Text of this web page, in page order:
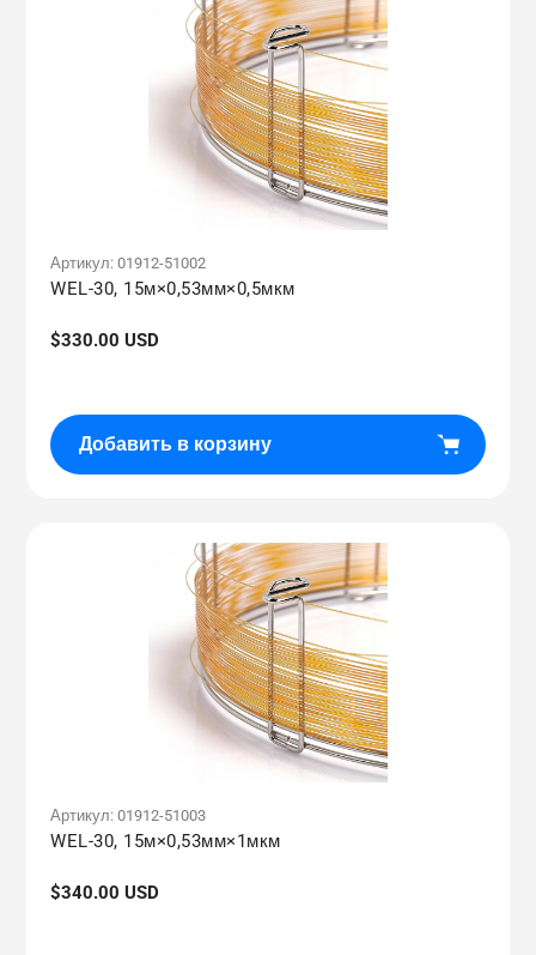
Артикул: 01912-51002
WEL-30, 15м×0,53мм×0,5мкм
Обычная
$330.00 USD
Добавить в корзину
Артикул: 01912-51003
WEL-30, 15м×0,53мм×1мкм
Обычная
$340.00 USD